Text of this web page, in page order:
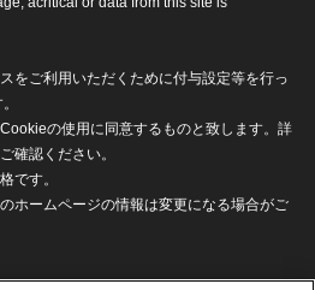
をご利用いただくために付与設定等を行っ
の使用に同意するものと致します。詳
確認ください。
です。
ホームページの情報は変更になる場合がご